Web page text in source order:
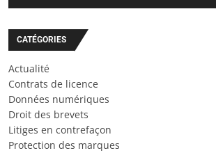
CATÉGORIES
Actualité
Contrats de licence
Données numériques
Droit des brevets
Litiges en contrefaçon
Protection des marques